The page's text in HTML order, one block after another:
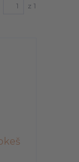
z 1